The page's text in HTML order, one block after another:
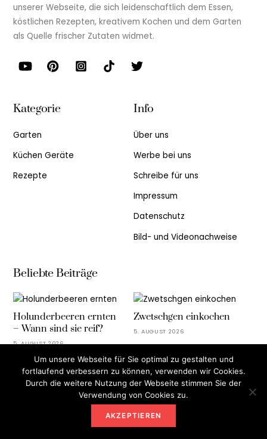
unserer Webseite, die sich leidenschaftlich dem Essen,
köstlichen Rezepten, kreativem Kochen und dem Garten
als Quelle frischer Zutaten widmet.
Kategorie
Garten
Küchen Geräte
Rezepte
Info
Über uns
Werbe bei uns
Schreibe für uns
Impressum
Datenschutz
Bild- und Videonachweise
Beliebte Beiträge
Holunderbeeren ernten
– Wann sind sie reif?
5. AUGUST 2026
Zwetschgen einkochen
5. AUGUST 2026
Newsletter anmelden
Um unsere Webseite für Sie optimal zu gestalten und
fortlaufend verbessern zu können, verwenden wir Cookies.
Durch die weitere Nutzung der Webseite stimmen Sie der
Verwendung von Cookies zu.
AKZEPTIEREN